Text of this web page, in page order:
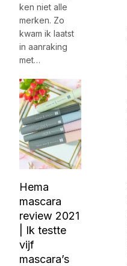
ken niet alle
merken. Zo
kwam ik laatst
in aanraking
met…
Hema
mascara
review 2021
| Ik testte
vijf
mascara’s